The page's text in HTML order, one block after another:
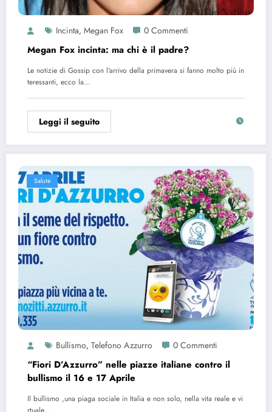
Incinta, Megan Fox 0 Commenti
Megan Fox incinta: ma chi è il padre?
Le notizie di Gossip con l'arrivo della primavera si fanno molto più in
teressanti, ecco la…
Leggi il seguito
Salute
Bullismo, Telefono Azzurro 0 Commenti
“Fiori D’Azzurro” nelle piazze italiane contro il
bullismo il 16 e 17 Aprile
Il bullismo ,una piaga sociale in Italia e non solo, nella vita reale e vi